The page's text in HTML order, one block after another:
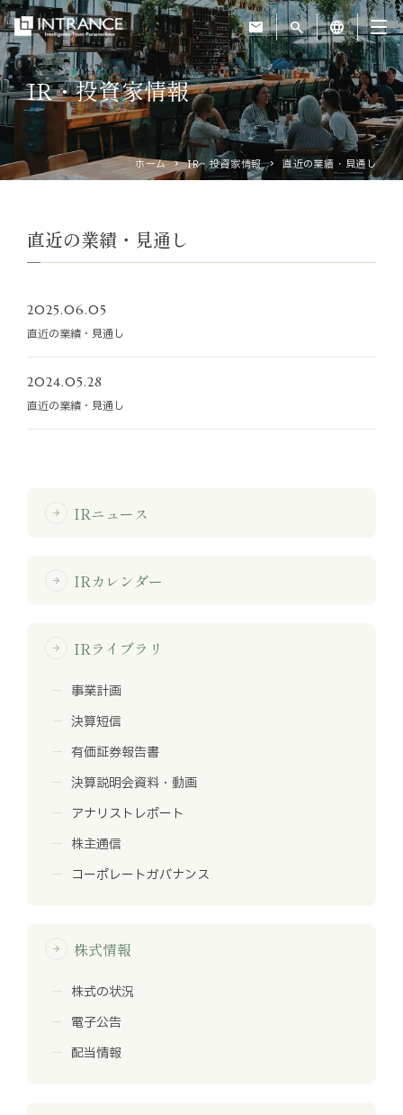
mail search language
トップ
企業情報
運営ホテル
IR・投資家情報
採用情報
お問い合わせ
IR・投資家情報
ホーム IR・投資家情報 直近の業績・見通し
直近の業績・見通し
2025.06.05
直近の業績・見通し
2024.05.28
直近の業績・見通し
arrow_forward IRニュース
arrow_forward IRカレンダー
arrow_forward IRライブラリ
事業計画
決算短信
有価証券報告書
決算説明会資料・動画
アナリストレポート
株主通信
コーポレートガバナンス
arrow_forward 株式情報
株式の状況
電子公告
配当情報